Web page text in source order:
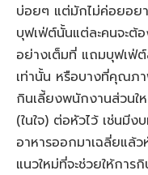
บ่อยๆ แต่มักไม่ค่อยอย
บุฟเฟ่ต์นั้นแต่ละคนจะต้
อย่างเต็มที่ แถมบุฟเฟ่
เท่านั้น หรือบางที่คุณภา
กินเลี้ยงพนักงานส่วน
(ในใจ) ต่อหัวไว้ เช่นมี
อาหารออกมาเฉลี่ยแล้
แนวใหม่ที่จะช่วยให้กา